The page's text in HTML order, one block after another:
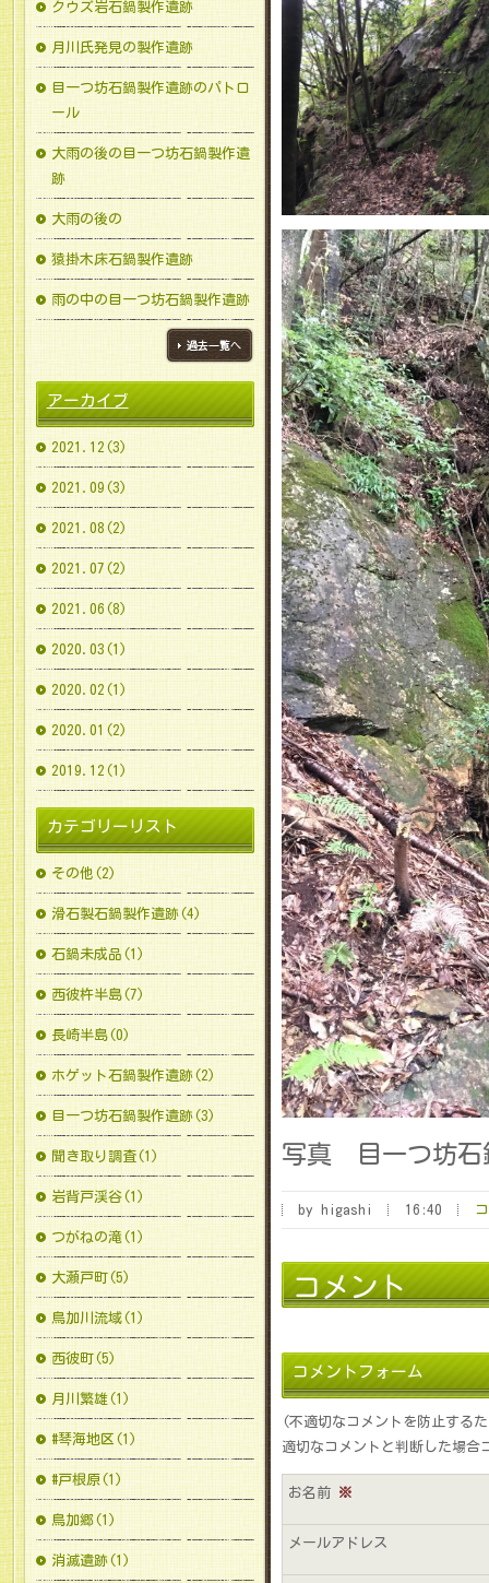
写真 目一つ坊石
by higashi 16:40
コメント
コメントフォーム
(不適切なコメントを防止する
適切なコメントと判断した場合
お名前 ※
メールアドレス
クウズ岩石鍋製作遺跡
月川氏発見の製作遺跡
目一つ坊石鍋製作遺跡のパトロ
ール
大雨の後の目一つ坊石鍋製作遺
跡
大雨の後の
猿掛木床石鍋製作遺跡
雨の中の目一つ坊石鍋製作遺跡
ブログ一覧へ
アーカイブ
2021.12(3)
2021.09(3)
2021.08(2)
2021.07(2)
2021.06(8)
2020.03(1)
2020.02(1)
2020.01(2)
2019.12(1)
カテゴリーリスト
その他(2)
滑石製石鍋製作遺跡(4)
石鍋未成品(1)
西彼杵半島(7)
長崎半島(0)
ホゲット石鍋製作遺跡(2)
目一つ坊石鍋製作遺跡(3)
聞き取り調査(1)
岩背戸渓谷(1)
つがねの滝(1)
大瀬戸町(5)
鳥加川流域(1)
西彼町(5)
月川繁雄(1)
#琴海地区(1)
#戸根原(1)
鳥加郷(1)
消滅遺跡(1)